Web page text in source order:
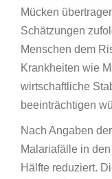
Mücken
Schätzungen
Menschen dem
Krankheiten wie
wirtschaftliche
beeinträchtigen
Nach Angaben
Malariafälle in
Hälfte reduziert.